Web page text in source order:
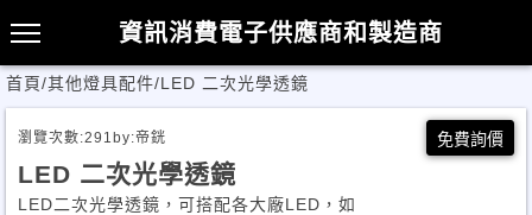
資訊消費電子供應商和製造商
首頁/其他燈具配件/LED 二次光學透鏡
瀏覽次數:291 by:帝銧 免費詢價
LED 二次光學透鏡
LED二次光學透鏡，可搭配各大廠LED，如